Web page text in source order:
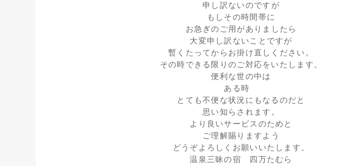
申し訳ないのですが
もしその時間帯に
お急ぎのご用がありましたら
大変申し訳ないことですが
暫くたってからお掛け直しください。
その時できる限りのご対応をいたします。
便利な世の中は
ある時
とても不便な状況にもなるのだと
思い知らされます。
より良いサービスのためと
ご理解賜りますよう
どうぞよろしくお願いいたします。
温泉三昧の宿 四万たむら